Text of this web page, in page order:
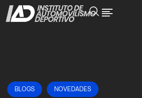
BLOGS NOVEDADES